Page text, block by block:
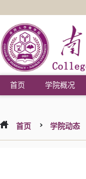
首页 学院概况
首页 学院动态